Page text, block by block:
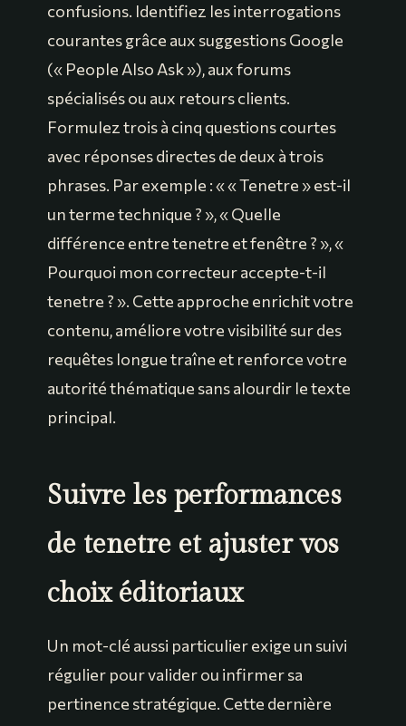
confusions. Identifiez les interrogations
courantes grâce aux suggestions Google
(« People Also Ask »), aux forums
spécialisés ou aux retours clients.
Formulez trois à cinq questions courtes
avec réponses directes de deux à trois
phrases. Par exemple : « « Tenetre » est-il
un terme technique ? », « Quelle
différence entre tenetre et fenêtre ? », «
Pourquoi mon correcteur accepte-t-il
tenetre ? ». Cette approche enrichit votre
contenu, améliore votre visibilité sur des
requêtes longue traîne et renforce votre
autorité thématique sans alourdir le texte
principal.
Suivre les performances
de tenetre et ajuster vos
choix éditoriaux
Un mot-clé aussi particulier exige un suivi
régulier pour valider ou infirmer sa
pertinence stratégique. Cette dernière